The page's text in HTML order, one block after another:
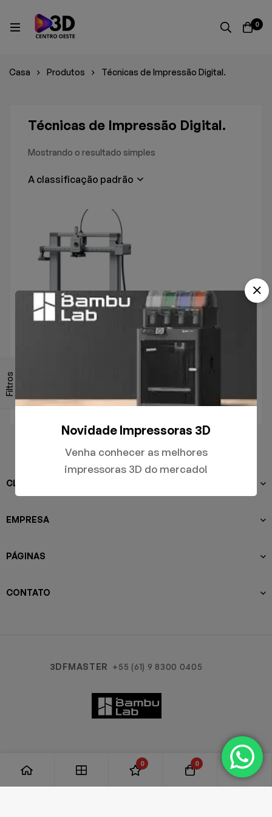
0
Casa Produtos Técnicas de Impressão Digital.
Filtros
Técnicas de Impressão Digital.
Mostrando o resultado simples
A classificação padrão
CLIENTES
EMPRESA
PÁGINAS
CONTATO
3DFMASTER +55 (61) 9 8300 0405
Novidade Impressoras 3D
Venha conhecer as melhores
impressoras 3D do mercado!
0 0